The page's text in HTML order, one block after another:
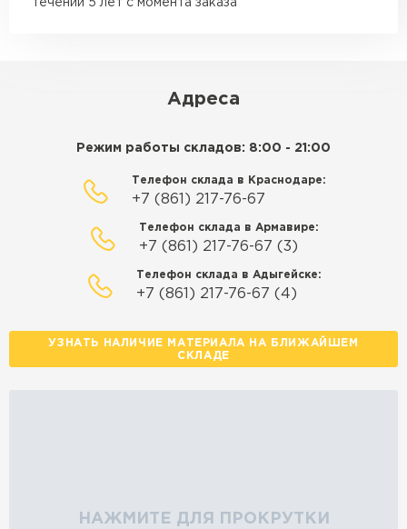
Манипулятор до 15 тн
течении 5 лет с момента заказа
Адреса
Режим работы складов: 8:00 - 21:00
Телефон склада в Краснодаре:
+7 (861) 217-76-67
Телефон склада в Армавире:
+7 (861) 217-76-67 (3)
Телефон склада в Адыгейске:
+7 (861) 217-76-67 (4)
УЗНАТЬ НАЛИЧИЕ МАТЕРИАЛА НА БЛИЖАЙШЕМ
СКЛАДЕ
НАЖМИТЕ ДЛЯ ПРОКРУТКИ